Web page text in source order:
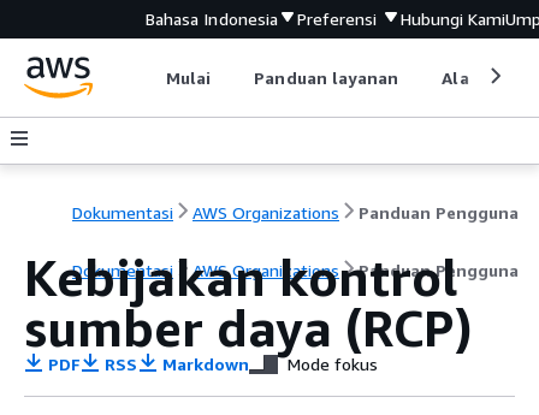
Bahasa Indonesia Preferensi Hubungi Kami
Mulai Panduan layanan Alat
Dokumentasi AWS Organizations Panduan Pengguna
Dokumentasi AWS Organizations Panduan Pengguna
Kebijakan kontrol
sumber daya (RCP)
PDF RSS Markdown Mode fokus